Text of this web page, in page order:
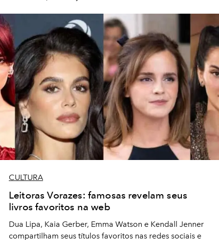
CULTURA
Leitoras Vorazes: famosas revelam seus
livros favoritos na web
Dua Lipa, Kaia Gerber, Emma Watson e Kendall Jenner
compartilham seus títulos favoritos nas redes sociais e